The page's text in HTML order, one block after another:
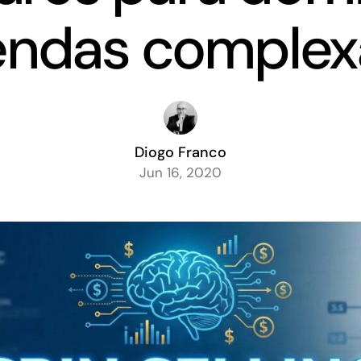
Diogo Franco
Jun 16, 2020